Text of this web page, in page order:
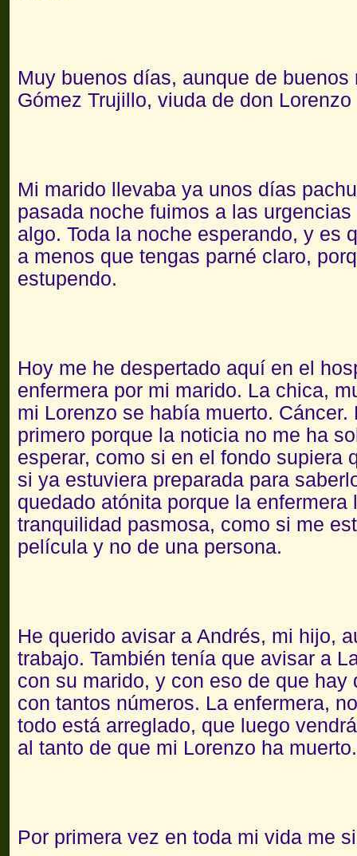
Muy buenos días, aunque de
Gómez Trujillo, viuda de don
Mi marido llevaba ya unos días
pasada noche fuimos a las
algo. Toda la noche esperando, y es
a menos que tengas parné claro,
estupendo.
Hoy me he despertado aquí en el
enfermera por mi marido. La chica,
mi Lorenzo se había muerto.
primero porque la noticia no me ha
esperar, como si en el fondo supiera
si ya estuviera preparada para
quedado atónita porque la enfermera
tranquilidad pasmosa, como si me
película y no de una persona.
He querido avisar a Andrés, mi hijo,
trabajo. También tenía que avisar a
con su marido, y con eso de que
con tantos números. La enfermera,
todo está arreglado, que luego
al tanto de que mi Lorenzo ha muerto.
Por primera vez en toda mi vida me